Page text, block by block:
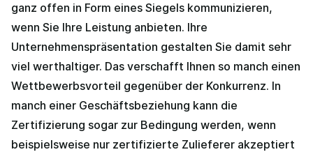
ganz offen in Form eines Siegels kommunizieren,
wenn Sie Ihre Leistung anbieten. Ihre
Unternehmenspräsentation gestalten Sie damit sehr
viel werthaltiger. Das verschafft Ihnen so manch einen
Wettbewerbsvorteil gegenüber der Konkurrenz. In
manch einer Geschäftsbeziehung kann die
Zertifizierung sogar zur Bedingung werden, wenn
beispielsweise nur zertifizierte Zulieferer akzeptiert